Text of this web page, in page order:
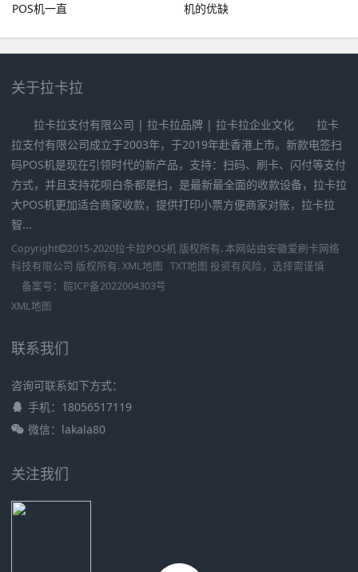
POS机一直
机的优缺
关于拉卡拉
拉卡拉支付有限公司 | 拉卡拉品牌 | 拉卡拉企业文化 拉卡
拉支付有限公司成立于2003年，于2019年赴香港上市。新款电签扫
码POS机是现在引领时代的新产品，支持：扫码、刷卡、闪付等支付
方式，并且支持花呗白条都是扫，是最新最全面的收款设备，拉卡拉
大POS机更加适合商家收款，提供打印小票方便商家对账，拉卡拉
智...
Copyright 2015-2020拉卡拉POS机 版权所有. 本网站由安徽爱刷卡网络
科技有限公司 版权所有. XML地图 TXT地图 投资有风险，选择需谨慎
备案号： 皖ICP备2022004303号
XML地图
联系我们
咨询可联系如下方式：
手机：18056517119
微信：lakala80
关注我们